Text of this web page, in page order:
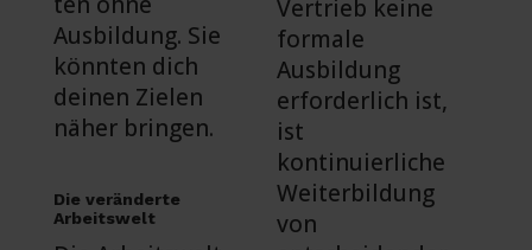
Ausbildung. Sie
könnten dich
deinen Zielen
näher bringen.
Die veränderte
Arbeitswelt
Vertrieb keine
formale
Ausbildung
erforderlich ist,
ist
kontinuierliche
Weiterbildung
von